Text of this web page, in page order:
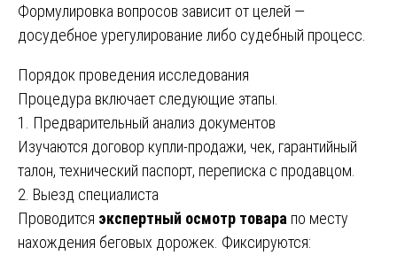
Формулировка вопросов зависит от целей —
досудебное урегулирование либо судебный процесс.
Порядок проведения исследования
Процедура включает следующие этапы.
1. Предварительный анализ документов
Изучаются договор купли-продажи, чек, гарантийный
талон, технический паспорт, переписка с продавцом.
2. Выезд специалиста
Проводится экспертный осмотр товара по месту
нахождения беговых дорожек. Фиксируются: